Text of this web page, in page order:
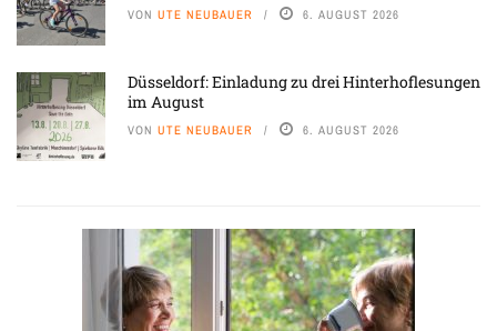
VON UTE NEUBAUER 6. AUGUST 2026
Düsseldorf: Einladung zu drei Hinterhoflesungen
im August
VON UTE NEUBAUER 6. AUGUST 2026